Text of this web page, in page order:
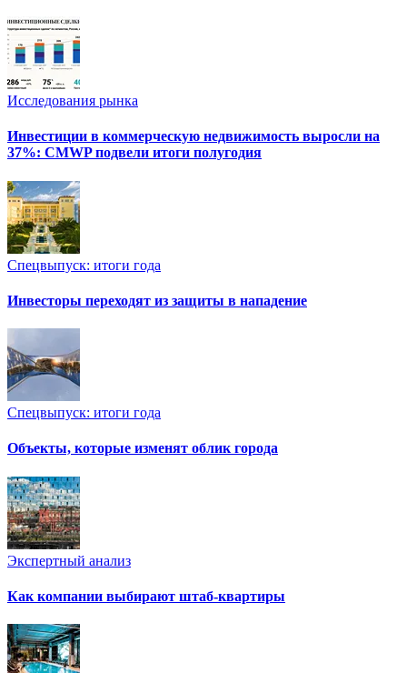
Исследования рынка
Инвестиции в коммерческую недвижимость выросли на
37%: CMWP подвели итоги полугодия
Спецвыпуск: итоги года
Инвесторы переходят из защиты в нападение
Спецвыпуск: итоги года
Объекты, которые изменят облик города
Экспертный анализ
Как компании выбирают штаб-квартиры